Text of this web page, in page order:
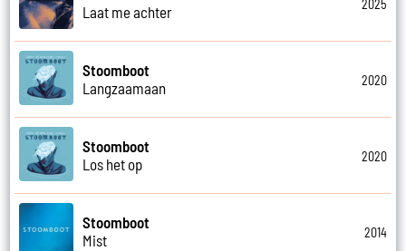
Laat me achter
2025
Stoomboot
Langzaamaan
2020
Stoomboot
Los het op
2020
Stoomboot
Mist
2014